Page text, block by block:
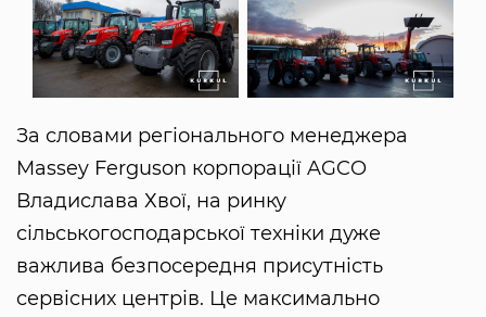
За словами регіонального менеджера
Massey Ferguson корпорації AGCO
Владислава Хвої, на ринку
сільськогосподарської техніки дуже
важлива безпосередня присутність
сервісних центрів. Це максимально